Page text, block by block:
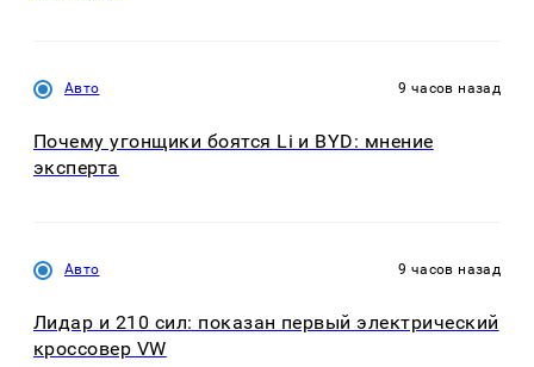
Авто 9 часов назад
Почему угонщики боятся Li и BYD: мнение
эксперта
Авто 9 часов назад
Лидар и 210 сил: показан первый электрический
кроссовер VW